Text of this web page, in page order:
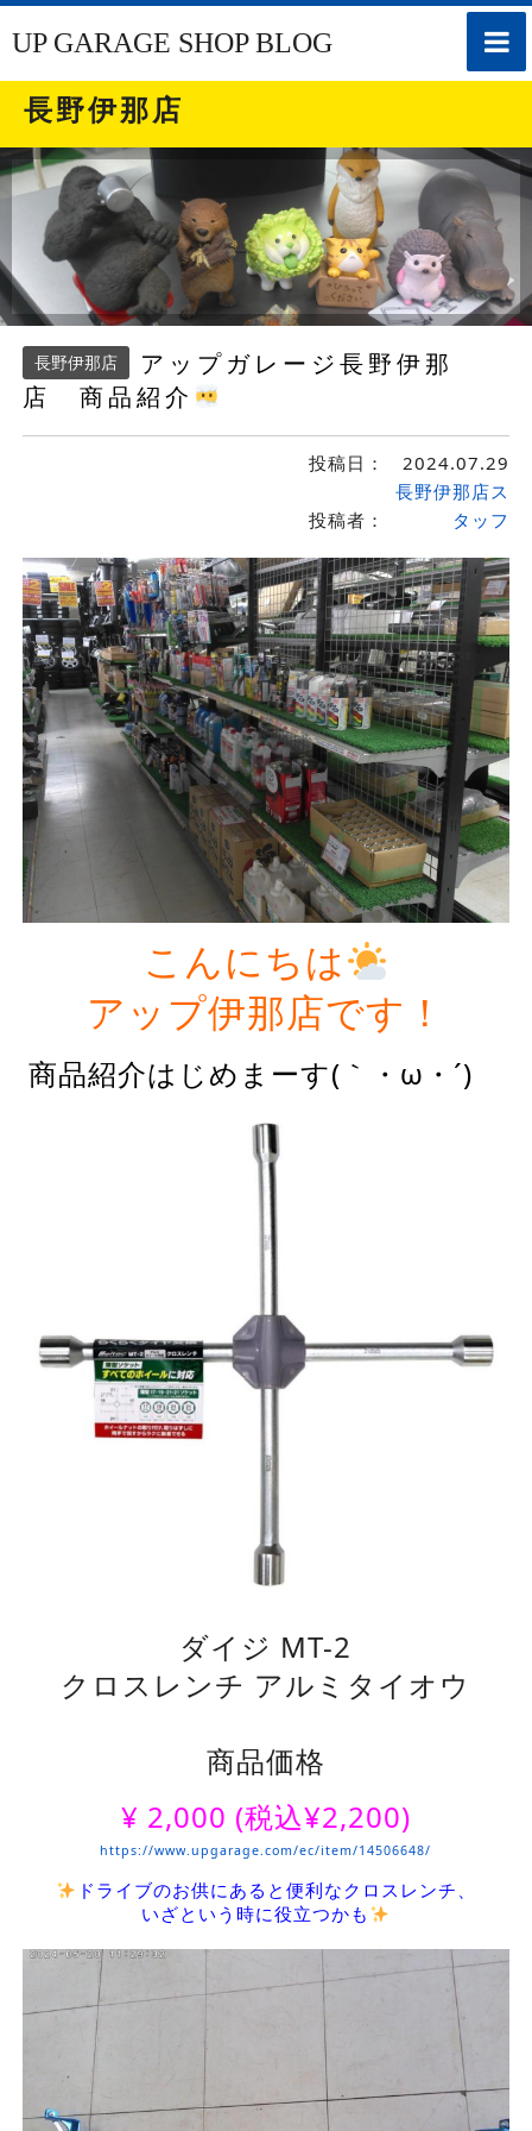
toggle
UP GARAGE SHOP BLOG
長野伊那店
長野伊那店
アップガレージ長野伊那
店 商品紹介
投稿日： 2024.07.29
投稿者：
長野伊那店ス
タッフ
こんにちは
アップ伊那店です！
商品紹介はじめまーす(｀・ω・´)ゞ
ダイジ MT-2
クロスレンチ アルミタイオウ
商品価格
¥ 2,000 (税込¥2,200)
https://www.upgarage.com/ec/item/14506648/
ドライブのお供にあると便利なクロスレンチ、
いざという時に役立つかも